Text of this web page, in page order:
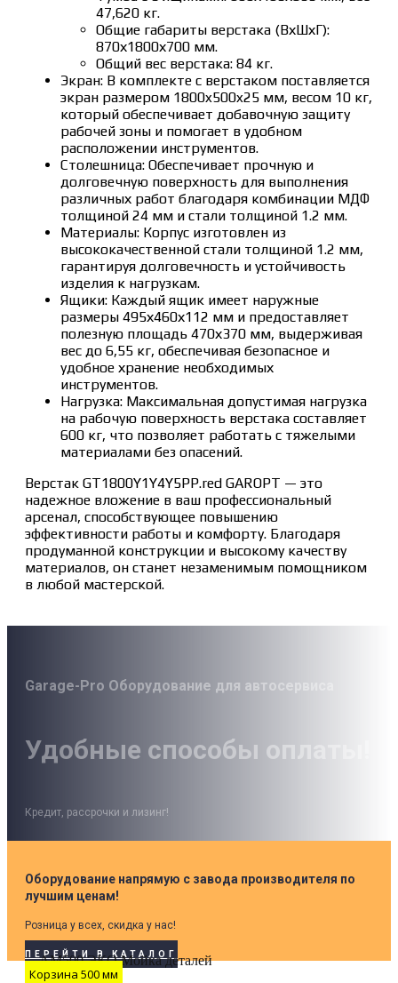
47,620 кг.
Общие габариты верстака (ВхШхГ):
870х1800х700 мм.
Общий вес верстака: 84 кг.
Экран: В комплекте с верстаком поставляется
экран размером 1800x500x25 мм, весом 10 кг,
который обеспечивает добавочную защиту
рабочей зоны и помогает в удобном
расположении инструментов.
Столешница: Обеспечивает прочную и
долговечную поверхность для выполнения
различных работ благодаря комбинации МДФ
толщиной 24 мм и стали толщиной 1.2 мм.
Материалы: Корпус изготовлен из
высококачественной стали толщиной 1.2 мм,
гарантируя долговечность и устойчивость
изделия к нагрузкам.
Ящики: Каждый ящик имеет наружные
размеры 495х460х112 мм и предоставляет
полезную площадь 470х370 мм, выдерживая
вес до 6,55 кг, обеспечивая безопасное и
удобное хранение необходимых
инструментов.
Нагрузка: Максимальная допустимая нагрузка
на рабочую поверхность верстака составляет
600 кг, что позволяет работать с тяжелыми
материалами без опасений.
Верстак GT1800Y1Y4Y5PP.red GAROPT — это
надежное вложение в ваш профессиональный
арсенал, способствующее повышению
эффективности работы и комфорту. Благодаря
продуманной конструкции и высокому качеству
материалов, он станет незаменимым помощником
в любой мастерской.
Garage-Pro Оборудование для автосервиса
Удобные способы оплаты!
Кредит, рассрочки и лизинг!
Оборудование напрямую с завода производителя по
лучшим ценам!
Розница у всех, скидка у нас!
ПЕРЕЙТИ В КАТАЛОГ
Корзина 500 мм